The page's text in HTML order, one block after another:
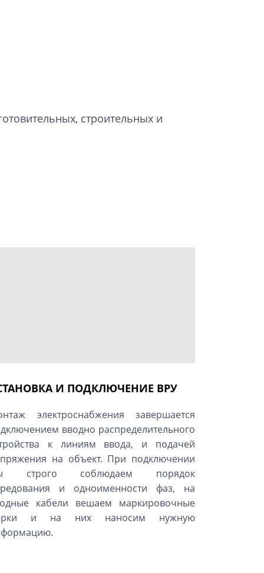
строительных и
И ПОДКЛЮЧЕНИЕ ВРУ
электроснабжения завершается
вводно распределительного
к линиям ввода, и подачей
на объект. При подключении
строго соблюдаем порядок
и одноименности фаз, на
кабели вешаем маркировочные
и на них наносим нужную